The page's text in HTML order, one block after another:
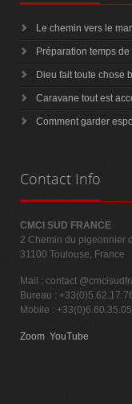
Le chemin vers le
Préparation temps
Dieu fait toute chose
Caravane tout est
Comment garder
Contact Info
CMCI SUD FRANCE
2 Chemin du pigeonnier
31100 Toulouse, France
Mail : contact
Bureau :
Mobile :
Zoom YouTube